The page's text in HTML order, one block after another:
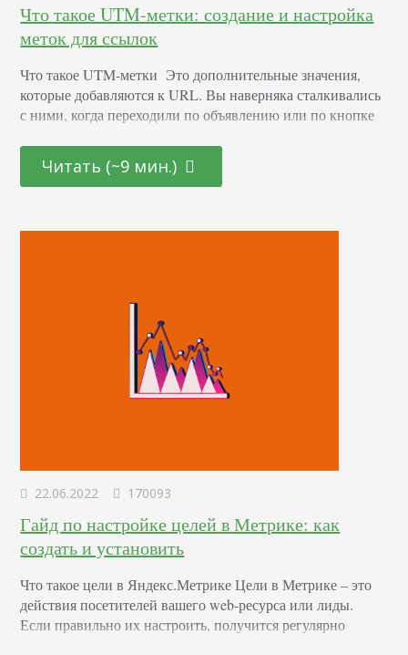
Что такое UTM-метки: создание и настройка
меток для ссылок
Что такое UTM-метки Это дополнительные значения,
которые добавляются к URL. Вы наверняка сталкивались
с ними, когда переходили по объявлению или по кнопке
страницы, на которую вы попали, в таком URL-адресе
содержатся специальные обозначения. Они помогают
пользователи: из рекламного объявления, публикации у…
Читать (~9 мин.)
22.06.2022 170093
Гайд по настройке целей в Метрике: как
создать и установить
Что такое цели в Яндекс.Метрике Цели в Метрике – это
действия посетителей вашего web-ресурса или лиды.
Если правильно их настроить, получится регулярно